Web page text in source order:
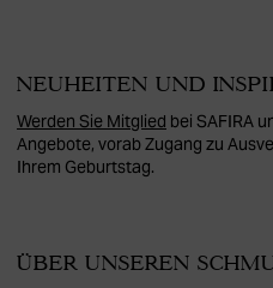
NEUHEITEN UND
Werden Sie Mitglied bei SAFIRA
Angebote, vorab Zugang zu
Ihrem Geburtstag.
ÜBER UNSEREN